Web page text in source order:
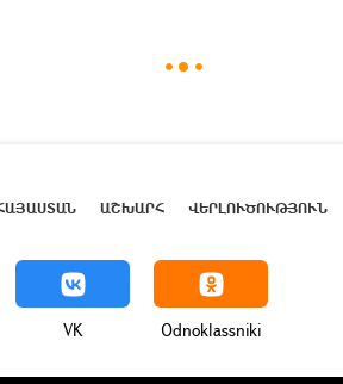
ԱՇԽԱՐՀ ՎԵՐԼՈՒԾՈՒԹՅՈՒՆ
VK Odnoklassniki